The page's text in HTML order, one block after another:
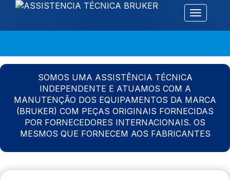
Alternar
SOMOS UMA ASSISTÊNCIA TÉCNICA
INDEPENDENTE E ATUAMOS COM A
MANUTENÇÃO DOS EQUIPAMENTOS DA MARCA
(BRUKER) COM PEÇAS ORIGINAIS FORNECIDAS
POR FORNECEDORES INTERNACIONAIS. OS
MESMOS QUE FORNECEM AOS FABRICANTES